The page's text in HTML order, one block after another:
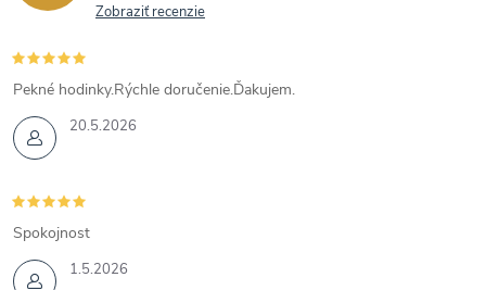
Zobraziť recenzie
20.5.2026
Pekné hodinky.Rýchle doručenie.Ďakujem.
1.5.2026
Spokojnost